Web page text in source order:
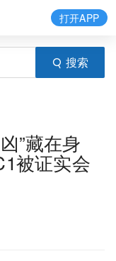
搜索
打开APP
”藏在身
被证实会